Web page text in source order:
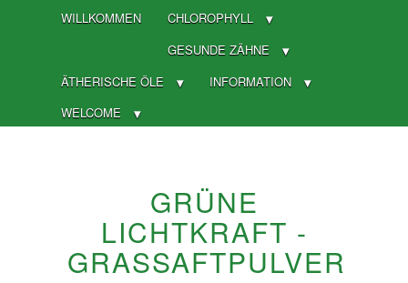
WILLKOMMEN
CHLOROPHYLL
GESUNDE ZÄHNE
ÄTHERISCHE ÖLE
INFORMATION
WELCOME
GRÜNE
LICHTKRAFT -
GRASSAFTPULVER